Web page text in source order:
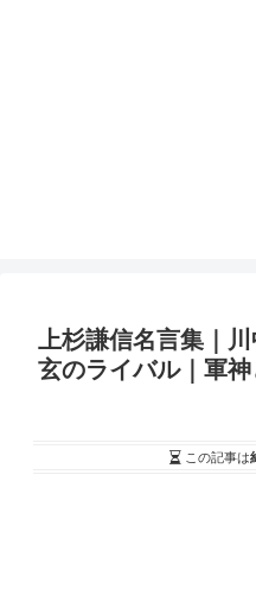
上杉謙信名言集｜
玄のライバル｜軍
この記事は